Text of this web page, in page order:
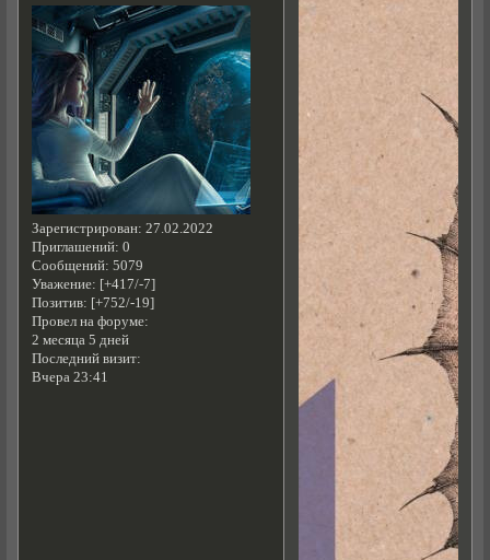
Зарегистрирован: 27.02.2022
Приглашений: 0
Сообщений: 5079
Уважение: [+417/-7]
Позитив: [+752/-19]
Провел на форуме:
2 месяца 5 дней
Последний визит:
Вчера 23:41